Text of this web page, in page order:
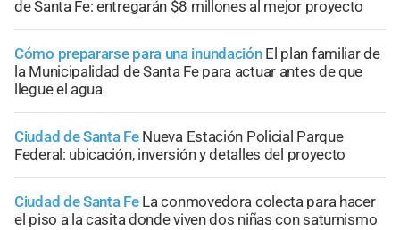
de Santa Fe: entregarán $8 millones al mejor proyecto
Cómo prepararse para una inundación El plan familiar de
la Municipalidad de Santa Fe para actuar antes de que
llegue el agua
Ciudad de Santa Fe Nueva Estación Policial Parque
Federal: ubicación, inversión y detalles del proyecto
Ciudad de Santa Fe La conmovedora colecta para hacer
el piso a la casita donde viven dos niñas con saturnismo